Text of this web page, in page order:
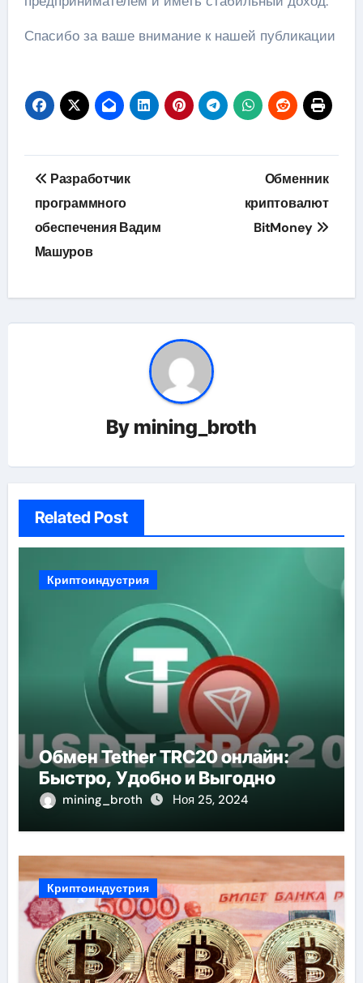
Спасибо за ваше внимание к нашей публикации
Навигация
по
записям
Разработчик
программного
обеспечения Вадим
Машуров
Обменник
криптовалют
BitMoney
By mining_broth
Related Post
Криптоиндустрия
Обмен Tether TRC20 онлайн:
Быстро, Удобно и Выгодно
mining_broth Ноя 25, 2024
Криптоиндустрия